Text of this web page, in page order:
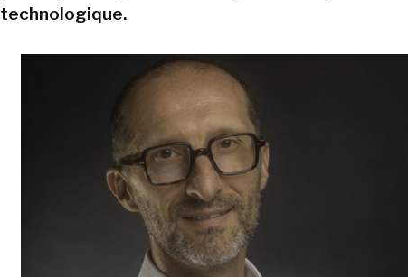
technologique.